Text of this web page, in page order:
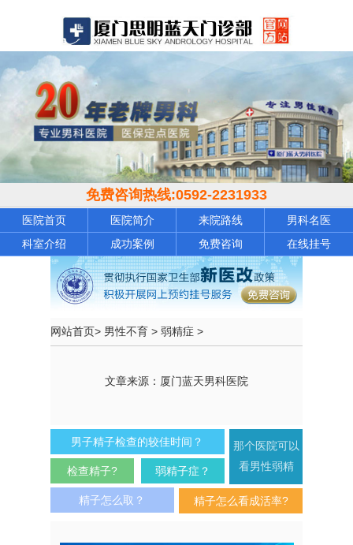
免费咨询热线:0592-2231933
医院首页 医院简介 来院路线
男科名医
科室介绍
成功案例 免费咨询 在线挂号
网站首页> 男性不育 > 弱精症 >
文章来源：厦门蓝天男科医院
男子精子检查的较佳时间？
检查精子? 弱精子症？
那个医院可以
看男性弱精
精子怎么取？ 精子怎么看成活率?